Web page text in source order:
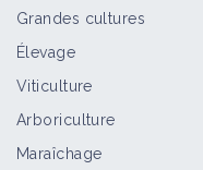
Grandes cultures
Élevage
Viticulture
Arboriculture
Maraîchage